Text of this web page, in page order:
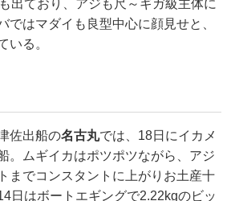
出ており、アジも尺～ギガ級主体に
ではマダイも良型中心に顔見せと、
いる。
佐出船の名古丸では、18日にイカメ
。ムギイカはポツポツながら、アジ
までコンスタントに上がりお土産十
日はボートエギングで2.22kgのビッ